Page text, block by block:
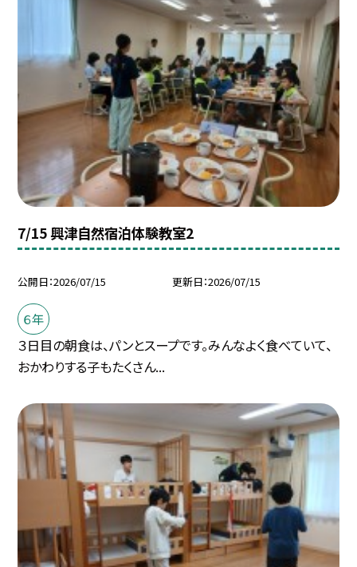
7/15 興津自然宿泊体験教室2
公開日 2026/07/15 更新日 2026/07/15
６年
３日目の朝食は、パンとスープです。みんなよく食べていて、
おかわりする子もたくさん...